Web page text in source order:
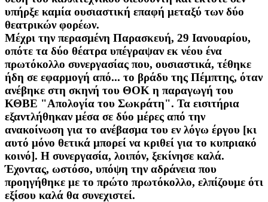
υπήρξε καμία ουσιαστική επαφή μεταξύ των δύο
θεατρικών φορέων.
Μέχρι την περασμένη Παρασκευή, 29 Ιανουαρίου,
οπότε τα δύο θέατρα υπέγραψαν εκ νέου ένα
πρωτόκολλο συνεργασίας που, ουσιαστικά, τέθηκε
ήδη σε εφαρμογή από... το βράδυ της Πέμπτης, όταν
ανέβηκε στη σκηνή του ΘΟΚ η παραγωγή του
ΚΘΒΕ "Απολογία του Σωκράτη". Τα εισιτήρια
εξαντλήθηκαν μέσα σε δύο μέρες από την
ανακοίνωση για το ανέβασμα του εν λόγω έργου [κι
αυτό μόνο θετικά μπορεί να κριθεί για το κυπριακό
κοινό]. Η συνεργασία, λοιπόν, ξεκίνησε καλά.
Έχοντας, ωστόσο, υπόψη την αδράνεια που
προηγήθηκε με το πρώτο πρωτόκολλο, ελπίζουμε ότι
εξίσου καλά θα συνεχιστεί.